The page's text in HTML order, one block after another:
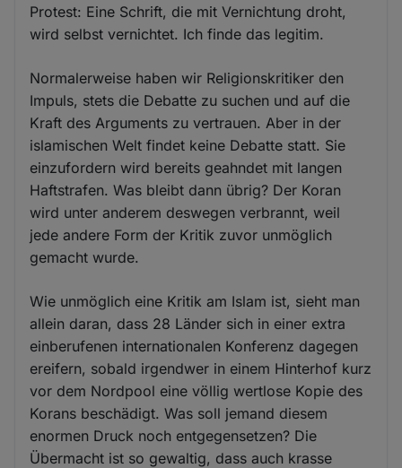
Protest: Eine Schrift, die mit Vernichtung droht,
wird selbst vernichtet. Ich finde das legitim.
Normalerweise haben wir Religionskritiker den
Impuls, stets die Debatte zu suchen und auf die
Kraft des Arguments zu vertrauen. Aber in der
islamischen Welt findet keine Debatte statt. Sie
einzufordern wird bereits geahndet mit langen
Haftstrafen. Was bleibt dann übrig? Der Koran
wird unter anderem deswegen verbrannt, weil
jede andere Form der Kritik zuvor unmöglich
gemacht wurde.
Wie unmöglich eine Kritik am Islam ist, sieht man
allein daran, dass 28 Länder sich in einer extra
einberufenen internationalen Konferenz dagegen
ereifern, sobald irgendwer in einem Hinterhof kurz
vor dem Nordpool eine völlig wertlose Kopie des
Korans beschädigt. Was soll jemand diesem
enormen Druck noch entgegensetzen? Die
Übermacht ist so gewaltig, dass auch krasse